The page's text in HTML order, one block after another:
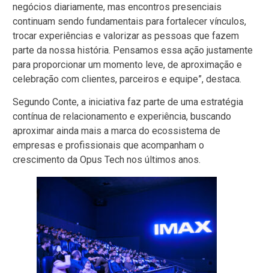
negócios diariamente, mas encontros presenciais
continuam sendo fundamentais para fortalecer vínculos,
trocar experiências e valorizar as pessoas que fazem
parte da nossa história. Pensamos essa ação justamente
para proporcionar um momento leve, de aproximação e
celebração com clientes, parceiros e equipe”, destaca.
Segundo Conte, a iniciativa faz parte de uma estratégia
contínua de relacionamento e experiência, buscando
aproximar ainda mais a marca do ecossistema de
empresas e profissionais que acompanham o
crescimento da Opus Tech nos últimos anos.